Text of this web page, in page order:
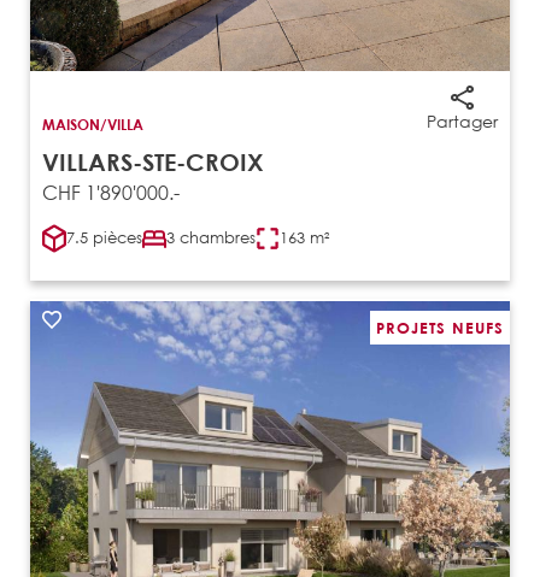
Partager
MAISON/VILLA
VILLARS-STE-CROIX
CHF 1'890'000.-
7.5 pièces 3 chambres 163 m²
PROJETS NEUFS